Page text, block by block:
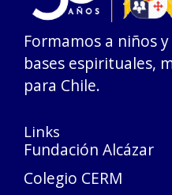
Formamos a niños
bases espirituales,
para Chile.
Links
Fundación Alcázar
Colegio CERM